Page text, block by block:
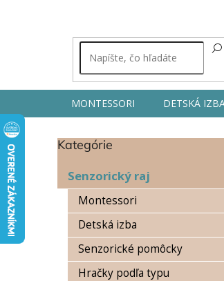
MONTESSORI DETSKÁ
B
Preskočiť
Kategórie
Senzorický raj
Montessori
Detská izba
Senzorické pomôcky
Hračky podľa typu